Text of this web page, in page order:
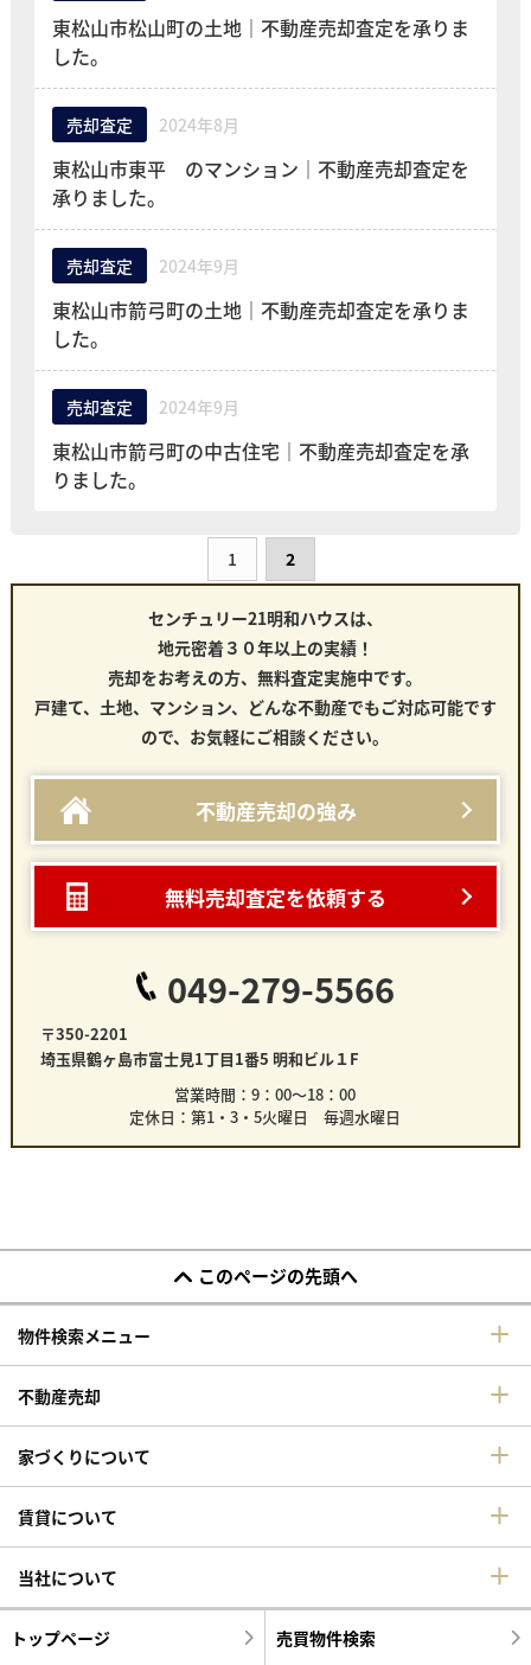
東松山市松山町の土地｜不動産売却査定を承りま
した。
売却査定 2024年8月
東松山市東平 のマンション｜不動産売却査定を
承りました。
売却査定 2024年9月
東松山市箭弓町の土地｜不動産売却査定を承りま
した。
売却査定 2024年9月
東松山市箭弓町の中古住宅｜不動産売却査定を承
りました。
1 2
センチュリー21明和ハウスは、
地元密着３０年以上の実績！
売却をお考えの方、無料査定実施中です。
戸建て、土地、マンション、どんな不動産でもご対応可能です
ので、お気軽にご相談ください。
不動産売却の強み
無料売却査定を依頼する
049-279-5566
〒350-2201
埼玉県鶴ヶ島市富士見1丁目1番5 明和ビル１F
営業時間：9：00～18：00
定休日：第1・3・5火曜日 毎週水曜日
このページの先頭へ
物件検索メニュー
不動産売却
家づくりについて
賃貸について
当社について
トップページ 売買物件検索